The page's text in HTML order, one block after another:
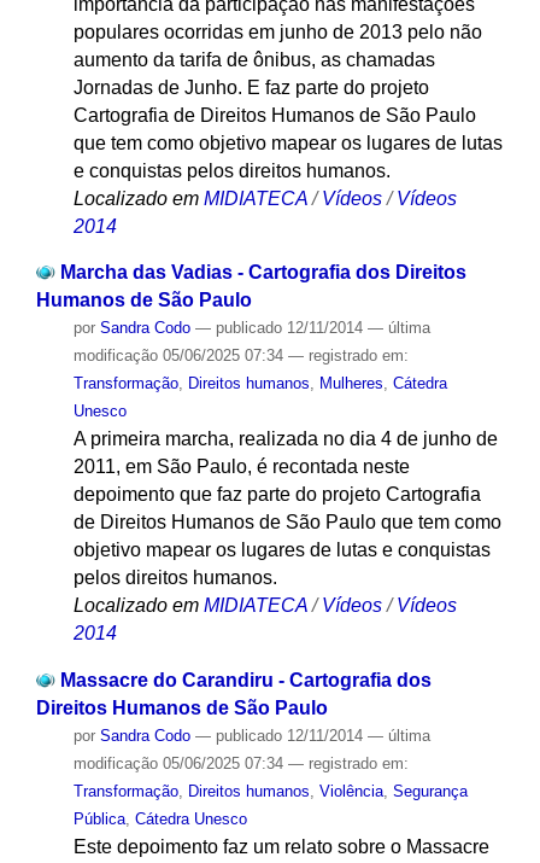
populares ocorridas em junho de 2013 pelo não
aumento da tarifa de ônibus, as chamadas
Jornadas de Junho. E faz parte do projeto
Cartografia de Direitos Humanos de São Paulo
que tem como objetivo mapear os lugares de lutas
e conquistas pelos direitos humanos.
Localizado em MIDIATECA /Vídeos /Vídeos
2014
Marcha das Vadias - Cartografia dos Direitos
Humanos de São Paulo
por Sandra Codo — publicado12/11/2014 — última
modificação05/06/2025 07:34 — registrado em:
Transformação, Direitos humanos, Mulheres, Cátedra
Unesco
A primeira marcha, realizada no dia 4 de junho de
2011, em São Paulo, é recontada neste
depoimento que faz parte do projeto Cartografia
de Direitos Humanos de São Paulo que tem como
objetivo mapear os lugares de lutas e conquistas
pelos direitos humanos.
Localizado em MIDIATECA / Vídeos / Vídeos
2014
Massacre do Carandiru - Cartografia dos
Direitos Humanos de São Paulo
por Sandra Codo — publicado12/11/2014 — última
modificação05/06/2025 07:34 — registrado em:
Transformação, Direitos humanos, Violência, Segurança
Pública, Cátedra Unesco
Este depoimento faz um relato sobre o Massacre